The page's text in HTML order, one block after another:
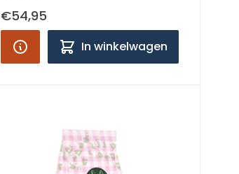
€54,95
In winkelwagen